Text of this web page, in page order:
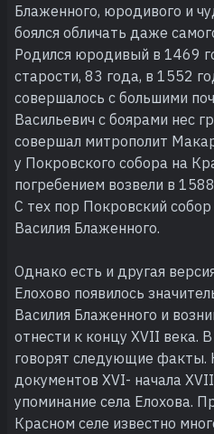
Блаженного, юродивого и
боялся обличать даже
Родился юродивый в 1469
старости, 83 года, в 1552
совершалось с большими
Васильевич с боярами нес
совершал митрополит
у Покровского собора на
погребением возвели в
С тех пор Покровский
Василия Блаженного.
Однако есть и другая
Елохово появилось
Василия Блаженного и
отнести к концу XVII века.
говорят следующие факты.
документов XVI- начала
упоминание села Елохова.
Красном селе известно